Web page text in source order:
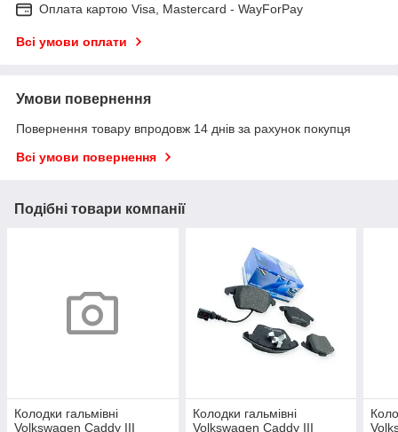
Оплата картою Visa, Mastercard - WayForPay
Всі умови оплати
Умови повернення
Повернення товару впродовж 14 днів за рахунок покупця
Всі умови повернення
Подібні товари компанії
Колодки гальмівні
Volkswagen Caddy III
Колодки гальмівні
Volkswagen Caddy III